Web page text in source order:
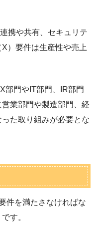
携や共有、セキュリテ
）要件は生産性や売上
部門やIT部門、IR部門
業部門や製造部門、経
た取り組みが必要とな
件を満たさなければな
す。